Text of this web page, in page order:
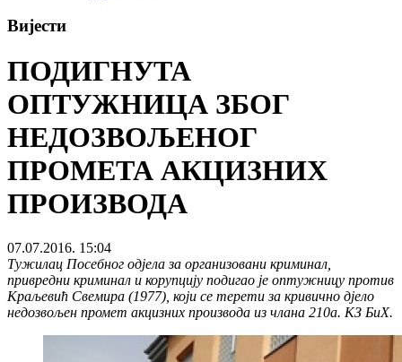
Вијести
ПОДИГНУТА
ОПТУЖНИЦА ЗБОГ
НЕДОЗВОЉЕНОГ
ПРОМЕТА АКЦИЗНИХ
ПРОИЗВОДА
07.07.2016. 15:04
Тужилац Посебног одјела за организовани криминал,
привредни криминал и корупцију подигао је оптужницу против
Краљевић Свемира (1977), који се терети за кривично дјело
недозвољен промет акцизних производа из члана 210а. КЗ БиХ.